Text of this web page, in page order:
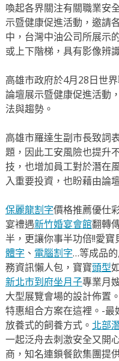
喚起各界關注有關職業安
示暨健康促進活動，邀請
中，台灣中油公司所展示
或上下階梯，具有影像辨
高雄市政府於4月28日世
論壇展示暨健康促進活動
法與趨勢。
高雄市羅達生副市長致詞
題，因此工安風險也提升
技，也增加員工對於潛在
入重要投資，也盼藉由論
保麗龍割字價格推薦優仕
宴禮遇新竹婚宴會館翻轉
半，更讓你事半功倍!!愛寶
體字 、 電腦割字…等成品
務資訊懶人包，寶寶頭型
新北市到府坐月子專業月
大型展覽會場的設計佈置。
特惠組合方案在這裡。-最
放養式的飼養方式。 北部
一起泛舟去​刺激安全又開
商，知名連鎖餐飲集團提